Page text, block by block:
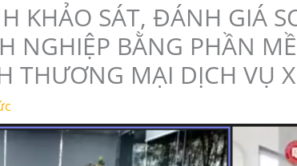
KHẢO SÁT, ĐÁNH GIÁ
NGHIỆP BẰNG PHẦN
THƯƠNG MẠI DỊCH VỤ